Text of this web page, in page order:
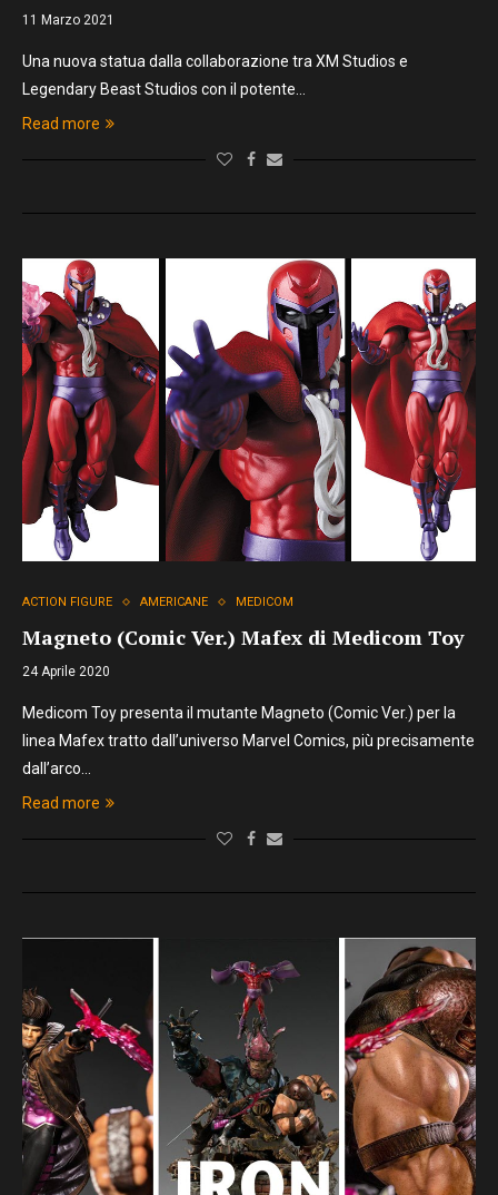
11 Marzo 2021
Una nuova statua dalla collaborazione tra XM Studios e
Legendary Beast Studios con il potente…
Read more
ACTION FIGURE AMERICANE MEDICOM
Magneto (Comic Ver.) Mafex di Medicom Toy
24 Aprile 2020
Medicom Toy presenta il mutante Magneto (Comic Ver.) per la
linea Mafex tratto dall’universo Marvel Comics, più precisamente
dall’arco…
Read more